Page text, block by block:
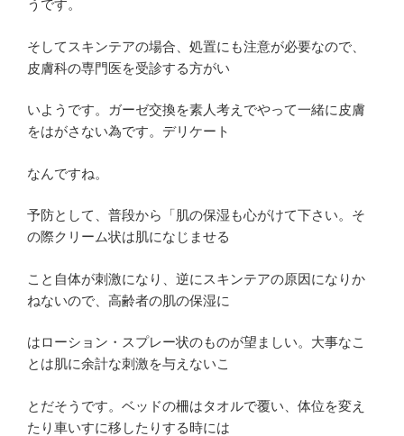
うです。
そしてスキンテアの場合、処置にも注意が必要なので、
皮膚科の専門医を受診する方がい
いようです。ガーゼ交換を素人考えでやって一緒に皮膚
をはがさない為です。デリケート
なんですね。
予防として、普段から「肌の保湿も心がけて下さい。そ
の際クリーム状は肌になじませる
こと自体が刺激になり、逆にスキンテアの原因になりか
ねないので、高齢者の肌の保湿に
はローション・スプレー状のものが望ましい。大事なこ
とは肌に余計な刺激を与えないこ
とだそうです。ベッドの柵はタオルで覆い、体位を変え
たり車いすに移したりする時には